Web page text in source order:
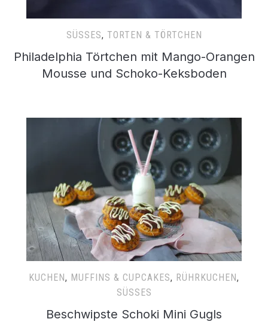
SÜSSES , TORTEN & TÖRTCHEN
Philadelphia Törtchen mit Mango-Orangen
Mousse und Schoko-Keksboden
KUCHEN, MUFFINS & CUPCAKES, RÜHRKUCHEN,
SÜSSES
Beschwipste Schoki Mini Gugls